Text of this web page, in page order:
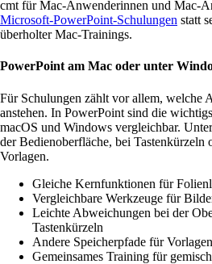
cmt für Mac-Anwenderinnen und Mac-
Microsoft-PowerPoint-Schulungen statt
überholter Mac-Trainings.
PowerPoint am Mac oder unter
Für Schulungen zählt vor allem, welche
anstehen. In PowerPoint sind die
macOS und Windows vergleichbar.
der Bedienoberfläche, bei Tastenkürzeln
Vorlagen.
Gleiche Kernfunktionen für
Vergleichbare Werkzeuge für
Leichte Abweichungen bei der
Tastenkürzeln
Andere Speicherpfade für
Gemeinsames Training für